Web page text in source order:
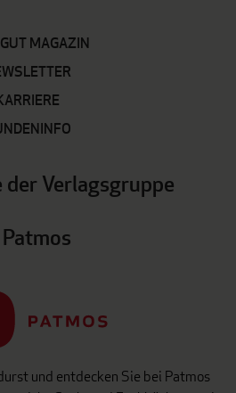
MAGAZIN
der Verlagsgruppe
Patmos
und entdecken Sie bei Patmos